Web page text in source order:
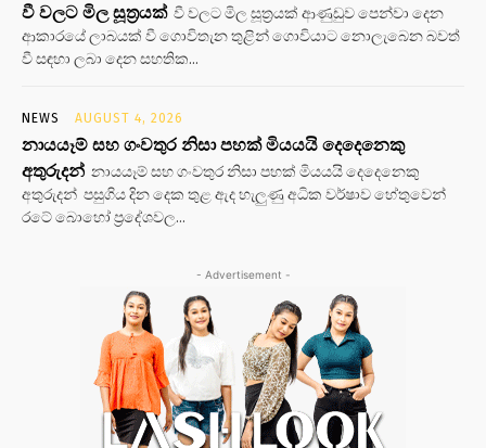
වී වලට මිල සූත්‍රයක් වී වලට මිල සූත්‍රයක් ආණුඩුව පෙන්වා දෙන
ආකාරයේ ලාබයක් වී ගොවිතැන තුළින් ගොවියාට නොලැබෙන බවත්
වී සඳහා ලබා දෙන සහතික...
NEWS AUGUST 4, 2026
නායයෑම් සහ ගංවතුර නිසා පහක් මියයයි දෙදෙනෙකු
අතුරුදන් නායයෑම් සහ ගංවතුර නිසා පහක් මියයයි දෙදෙනෙකු
අතුරුදන් පසුගිය දින දෙක තුළ ඇද හැලුණු අධික වර්ෂාව හේතුවෙන්
රටේ බොහෝ ප්‍රදේශවල...
- Advertisement -